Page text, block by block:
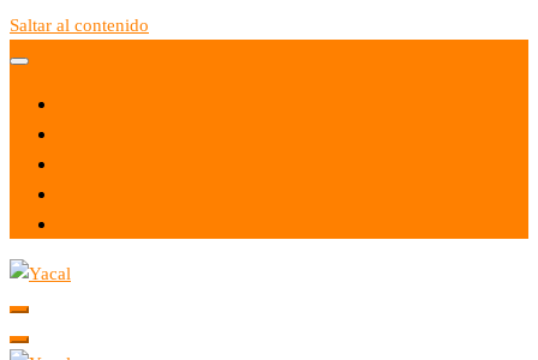
Saltar al contenido